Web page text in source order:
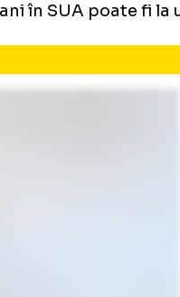
în SUA poate fi